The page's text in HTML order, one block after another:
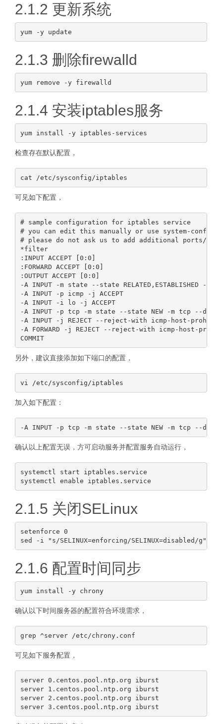
2.1.2 更新系统
2.1.3 删除firewalld
2.1.4 安装iptables服务
检查存在默认配置，
可见如下配置，
# sample configuration for iptables service
# you can edit this manually or use system-
# please do not ask us to add additional ports/
*filter
:INPUT ACCEPT [0:0]
:FORWARD ACCEPT [0:0]
:OUTPUT ACCEPT [0:0]
-A INPUT -m state --state RELATED,ESTABLISHED -j
-A INPUT -p icmp -j ACCEPT
-A INPUT -i lo -j ACCEPT
-A INPUT -p tcp -m state --state NEW -m tcp --dport
-A INPUT -j REJECT --reject-with icmp-host-
-A FORWARD -j REJECT --reject-with icmp-host-
COMMIT
另外，建议直接添加如下端口的配置，
加入如下配置：
确认以上配置无误，方可启动服务并配置服务自动运行，
systemctl start iptables.service
2.1.5 关闭SELinux
setenforce 0
2.1.6 配置时间同步
yum install -y chrony
确认以下时间服务器的配置符合环境需求，
可见如下服务配置，
server 0.centos.pool.ntp.org iburst
server 1.centos.pool.ntp.org iburst
server 2.centos.pool.ntp.org iburst